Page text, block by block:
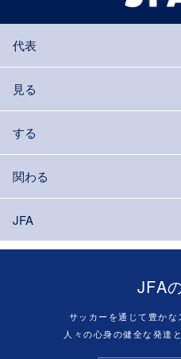
代表
見る
する
関わる
JFA
JFA
サッカーを通じて豊かな
人々の心身の健全な発達